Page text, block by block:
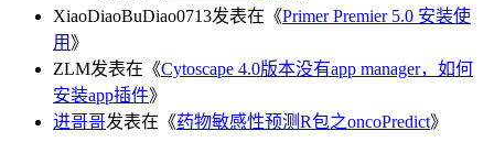
XiaoDiaoBuDiao0713发表在《Primer Premier 5.0 安装使
用 》
ZLM发表在《Cytoscape 4.0版本没有app manager，如何
安装app插件》
进哥哥发表在《药物敏感性预测R包之oncoPredict》